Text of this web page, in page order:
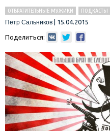
ОТВРАТИТЕЛЬНЫЕ МУЖИКИ
ПОДКАСТЫ
Петр Сальников
15.04.2015
Поделиться: